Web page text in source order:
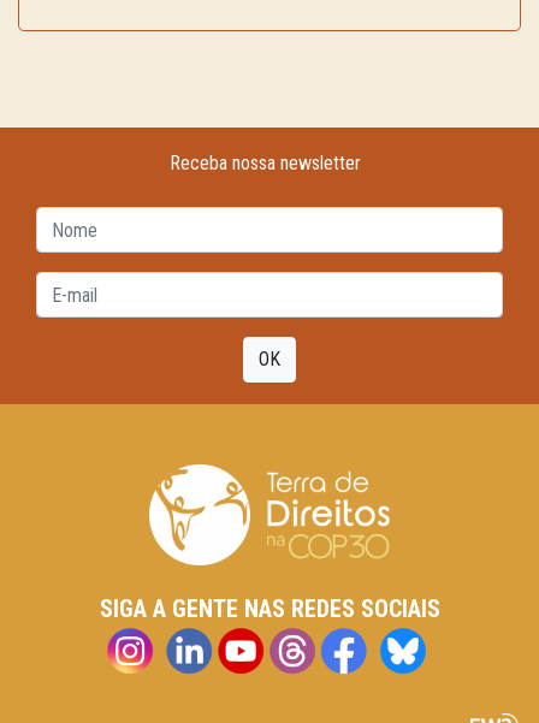
Receba nossa newsletter
OK
SIGA A GENTE NAS REDES SOCIAIS